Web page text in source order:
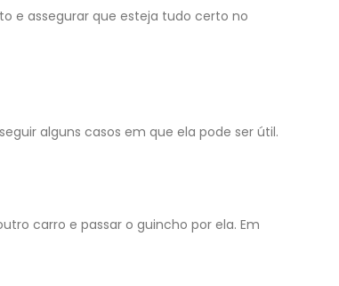
e assegurar que esteja tudo certo no
alguns casos em que ela pode ser útil.
carro e passar o guincho por ela. Em